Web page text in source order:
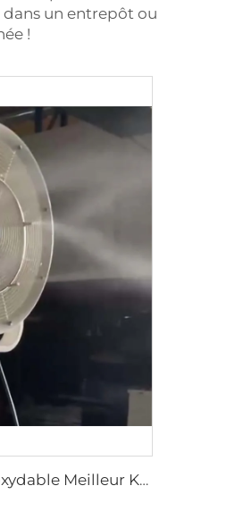
dans un entrepôt ou
!
Industriel 201 Acier Inoxydable Meilleur Kit de Ventilateur Murale à Brume Avec Eau Faible Augmentation de Température 24 28 32 36 Pouces Ventilateur Murale à Pulvérisation